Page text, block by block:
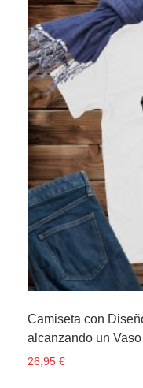
Camiseta con
alcanzando un
26,95€